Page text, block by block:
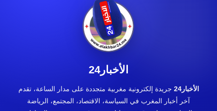
الأخبار24
الأخبار24
جريدة إلكترونية مغربية متجددة على مدار الساعة، تقدم
آخر أخبار المغرب في السياسة، الاقتصاد، المجتمع، الرياضة